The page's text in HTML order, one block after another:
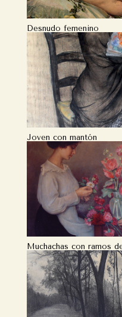
Desnudo femenino
Joven con mantón
Muchachas con ramos